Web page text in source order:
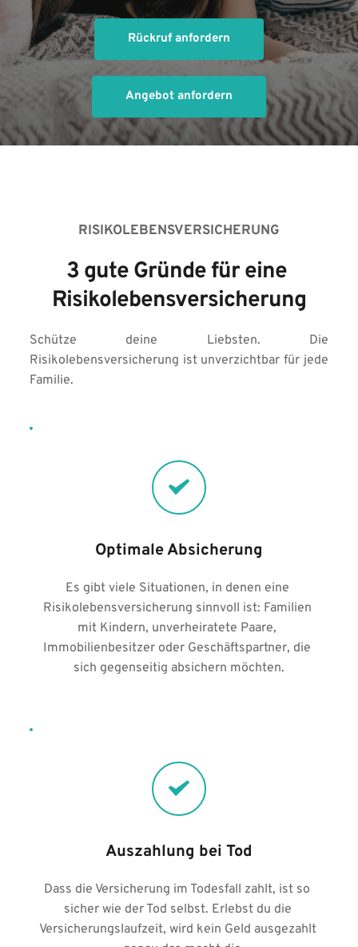
Rückruf anfordern
Angebot anfordern
RISIKOLEBENSVERSICHERUNG
3 gute Gründe für eine
Risikolebensversicherung
Schütze deine Liebsten. Die
Risikolebensversicherung ist unverzichtbar für jede
Familie.
Optimale Absicherung
Es gibt viele Situationen, in denen eine
Risikolebensversicherung sinnvoll ist: Familien
mit Kindern, unverheiratete Paare,
Immobilienbesitzer oder Geschäftspartner, die
sich gegenseitig absichern möchten.
Auszahlung bei Tod
Dass die Versicherung im Todesfall zahlt, ist so
sicher wie der Tod selbst. Erlebst du die
Versicherungslaufzeit, wird kein Geld ausgezahlt